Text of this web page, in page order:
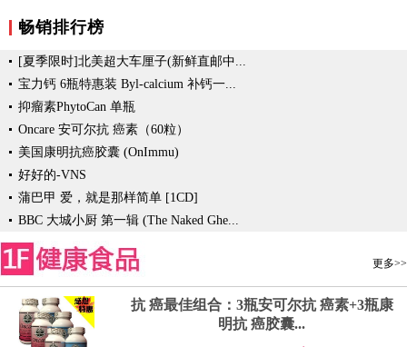
畅销排行榜
[夏季限时]北美超大车厘子(新鲜直邮中...
宝力钙 6瓶特惠装 Byl-calcium 补钙一...
抑瘤素PhytoCan 单瓶
Oncare 安可尔抗 癌素（60粒）
美国康明抗癌胶囊 (OnImmu)
好好的-VNS
蒲巴甲 爱，就是那样简单 [1CD]
BBC 大城小厨 第一辑 (The Naked Ghe...
更多>>
抗 癌最佳组合：3瓶安可尔抗 癌素+3瓶康
明抗 癌胶囊...